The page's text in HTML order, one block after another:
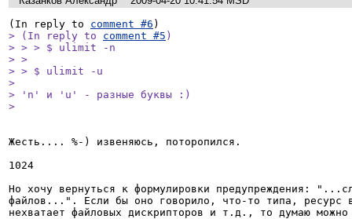
(In reply to comment #6
> (In reply to comment #5 )
> > > $ ulimit -n
> >
> > $ ulimit -u
>
> 'n' и 'u' - разные буквы :)
>
Жесть.... %-) извеняюсь, поторопился.
1024
Но хочу вернуться к формулировки предупреждения:
файлов...". Если бы оно говорило, что-то типа, ресурс
нехватает файловых дискрипторов и т.д., то думаю